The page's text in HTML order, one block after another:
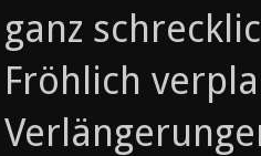
ganz
Fröhlich